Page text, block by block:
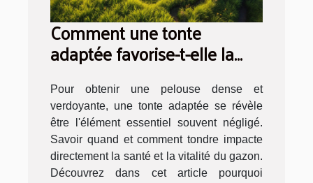
Comment une tonte
adaptée favorise-t-elle la
santé de votre pelouse ?
Pour obtenir une pelouse dense et
verdoyante, une tonte adaptée se révèle
être l'élément essentiel souvent négligé.
Savoir quand et comment tondre impacte
directement la santé et la vitalité du gazon.
Découvrez dans cet article pourquoi